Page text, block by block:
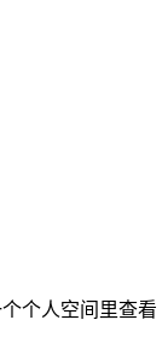
个人空间里查看